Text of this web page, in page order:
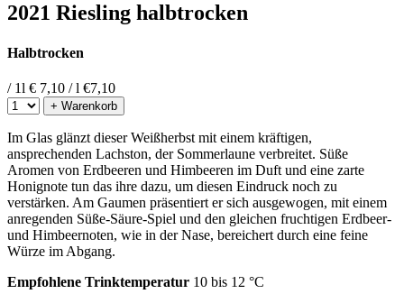
2021 Riesling halbtrocken
Halbtrocken
/ 1l € 7,10 / l €7,10
+ Warenkorb
Im Glas glänzt dieser Weißherbst mit einem kräftigen,
ansprechenden Lachston, der Sommerlaune verbreitet. Süße
Aromen von Erdbeeren und Himbeeren im Duft und eine zarte
Honignote tun das ihre dazu, um diesen Eindruck noch zu
verstärken. Am Gaumen präsentiert er sich ausgewogen, mit einem
anregenden Süße-Säure-Spiel und den gleichen fruchtigen Erdbeer-
und Himbeernoten, wie in der Nase, bereichert durch eine feine
Würze im Abgang.
Empfohlene Trinktemperatur 10 bis 12 °C